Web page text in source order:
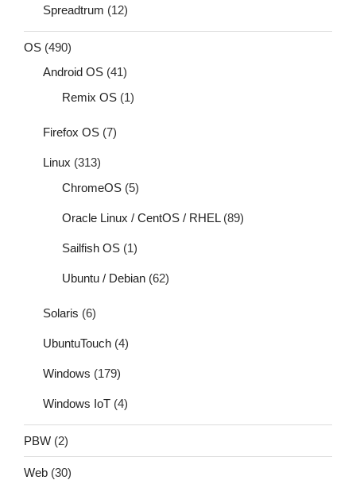
Spreadtrum (12)
OS (490)
Android OS (41)
Remix OS (1)
Firefox OS (7)
Linux (313)
ChromeOS (5)
Oracle Linux / CentOS / RHEL(89)
Sailfish OS (1)
Ubuntu / Debian (62)
Solaris (6)
UbuntuTouch (4)
Windows (179)
Windows IoT (4)
PBW (2)
Web (30)